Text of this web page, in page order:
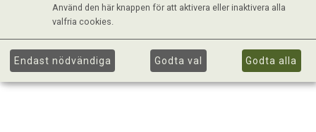
Använd den här knappen för att aktivera eller inaktivera alla
valfria cookies.
Endast nödvändiga Godta val Godta alla